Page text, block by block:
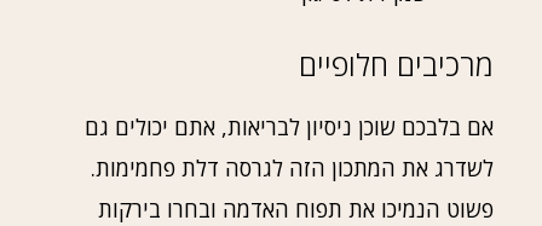
מרכיבים חלופיים
אם בלבכם שוכן ניסיון לבריאות, אתם יכולים גם
לשדרג את המתכון הזה לגרסה דלת פחמימות.
פשוט הנמיכו את תפוח האדמה ובחרו בירקות